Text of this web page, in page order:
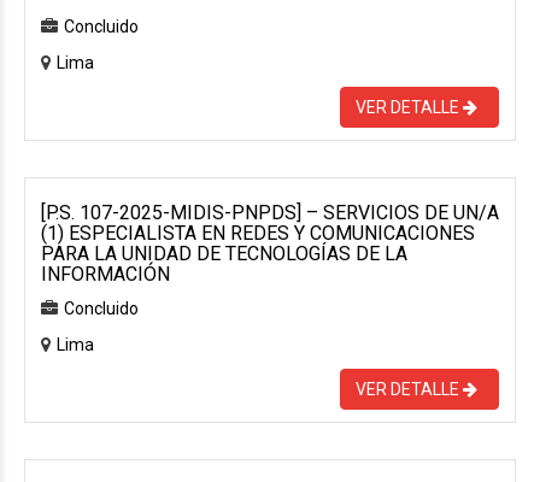
Concluido
Lima
VER DETALLE
[P.S. 107-2025-MIDIS-PNPDS] – SERVICIOS DE UN/A
(1) ESPECIALISTA EN REDES Y COMUNICACIONES
PARA LA UNIDAD DE TECNOLOGÍAS DE LA
INFORMACIÓN
Concluido
Lima
VER DETALLE